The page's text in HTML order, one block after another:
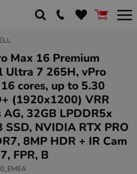
Max 16 Premium
Ultra 7 265H, vPro
cores, up to 5.30
(1920x1200) VRR
32GB LPDDR5x
SSD, NVIDIA RTX PRO
8MP HDR + IR Cam
FPR, B